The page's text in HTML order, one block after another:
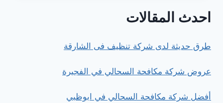
كلباء
احدث المقالات
طرق حديثة لدى شركة تنظيف فى الشارقة
عروض شركة مكافحة السحالي في الفجيرة
أفضل شركة مكافحة السحالي في ابوظبي